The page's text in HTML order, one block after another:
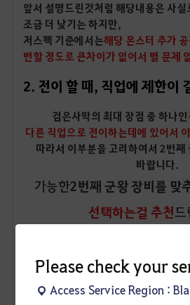
Please check your
Access Service Region :
앞서 설명드린것처럼 해당내용은 사
조금 더 낮기는 하지만,
저스펙 기준에서는해당 몬스터 추가
변할 정도로 큰차이가 없어서 별 문제
2. 전이 할 때, 직업에 제한이
검은사막의 최대 장점 중 하나인
다른 직업으로 전이하는데에 있어서
따라서 이부분을 고려하여서 2번째
바랍니다.
가능한2번째 군왕 장비를 맞
선택하는걸 추천
이미
동(V)검은별 주무기/각성
모험가분들께서
현실적으로 말씀을